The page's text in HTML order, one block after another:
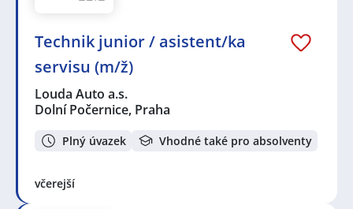
Technik junior / asistent/ka
servisu (m/ž)
Louda Auto a.s.
Dolní Počernice, Praha
Plný úvazek Vhodné také pro absolventy
včerejší